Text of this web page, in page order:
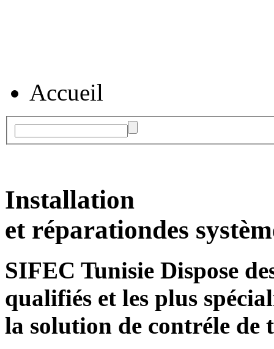
Accueil
Installation
et réparationdes
SIFEC Tunisie Dispose
qualifiés et les plus
la solution de contréle de